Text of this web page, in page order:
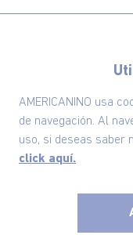
AMERICANINO usa
de navegación. Al
uso, si deseas saber
click aquí.